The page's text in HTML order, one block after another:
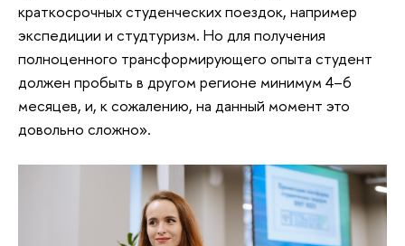
краткосрочных студенческих поездок, например
экспедиции и студтуризм. Но для получения
полноценного трансформирующего опыта студент
должен пробыть в другом регионе минимум 4–6
месяцев, и, к сожалению, на данный момент это
довольно сложно».